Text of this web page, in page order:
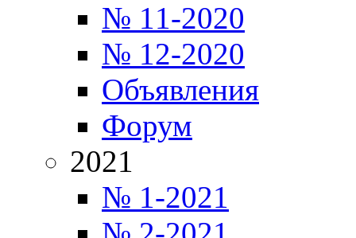
№ 11-2020
№ 12-2020
Объявления
Форум
2021
№ 1-2021